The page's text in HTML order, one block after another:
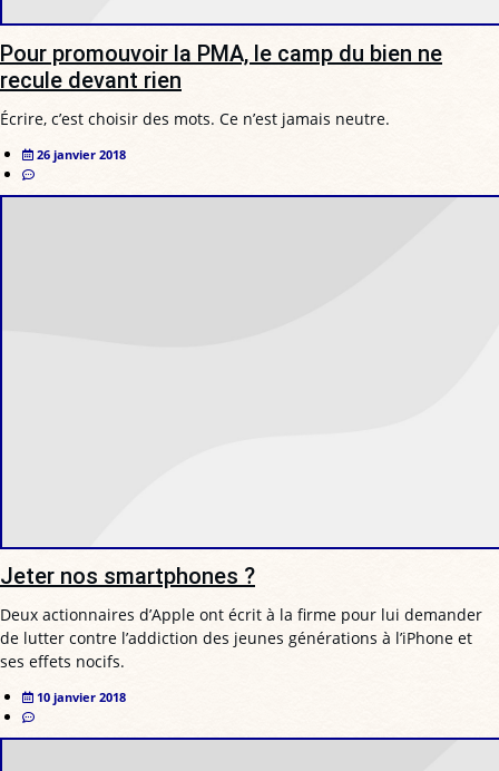
Pour promouvoir la PMA, le camp du bien ne
recule devant rien
Écrire, c’est choisir des mots. Ce n’est jamais neutre.
26 janvier 2018
Jeter nos smartphones ?
Deux actionnaires d’Apple ont écrit à la firme pour lui demander
de lutter contre l’addiction des jeunes générations à l’iPhone et
ses effets nocifs.
10 janvier 2018